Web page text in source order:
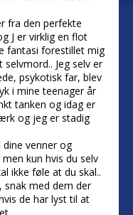
fra den perfekte
J er virklig en flot
fantasi forestillet mig
Jeg selv er
psykotisk far, blev
i mine teenager år
tanken og idag er
og jeg er stadig
dine venner og
kun hvis du selv
ikke føle at du skal..
snak med dem der
de har lyst til at